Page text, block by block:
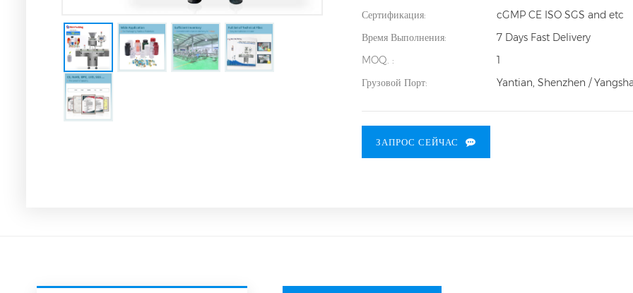
Сертификация:
cGMP CE ISO SGS and etc
Время Выполнения:
7 Days Fast Delivery
MOQ. :
1
Грузовой Порт:
Yantian, Shenzhen /
ЗАПРОС СЕЙЧАС